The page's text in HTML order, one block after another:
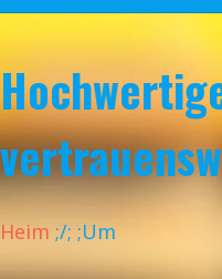
Heim ;/; ;Um